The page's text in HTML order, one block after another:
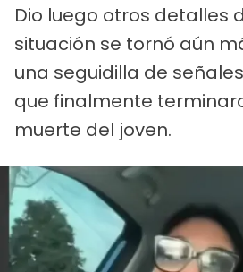
Dio luego otros detalles
situación se tornó aún
una seguidilla de
que finalmente
muerte del joven.